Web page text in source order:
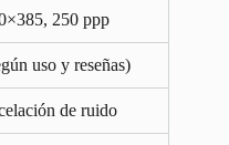
250 ppp
uso y reseñas)
de ruido